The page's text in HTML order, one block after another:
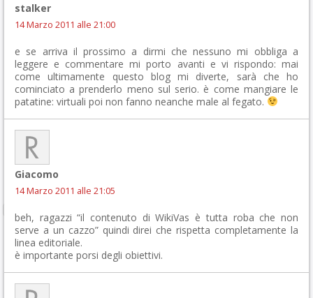
stalker
14 Marzo 2011 alle 21:00
e se arriva il prossimo a dirmi che nessuno mi obbliga a
leggere e commentare mi porto avanti e vi rispondo: mai
come ultimamente questo blog mi diverte, sarà che ho
cominciato a prenderlo meno sul serio. è come mangiare le
patatine: virtuali poi non fanno neanche male al fegato.
Giacomo
14 Marzo 2011 alle 21:05
beh, ragazzi “il contenuto di WikiVas è tutta roba che non
serve a un cazzo” quindi direi che rispetta completamente la
linea editoriale.
è importante porsi degli obiettivi.